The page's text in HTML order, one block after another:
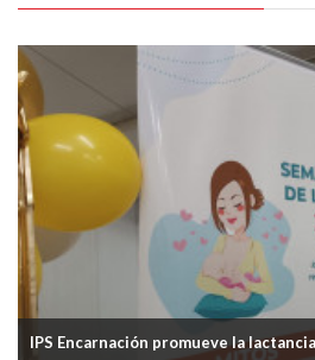
IPS Encarnación promueve la